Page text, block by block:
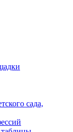
сада,